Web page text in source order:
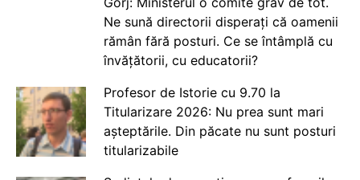
Ne sună directorii disperați că oamenii
rămân fără posturi. Ce se întâmplă cu
învățătorii, cu educatorii?
Profesor de Istorie cu 9.70 la
Titularizare 2026: Nu prea sunt mari
așteptările. Din păcate nu sunt posturi
titularizabile